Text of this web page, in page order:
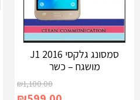
סמסונג גלקסי J1 2016
מושגח – כשר
₪1,100.00